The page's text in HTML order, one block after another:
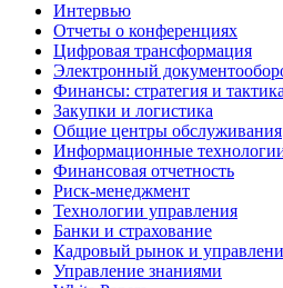
Интервью
Отчеты о конференциях
Цифровая трансформация
Электронный
Финансы: стратегия и тактика
Закупки и логистика
Общие центры обслуживания
Информационные
Финансовая отчетность
Риск-менеджмент
Технологии управления
Банки и страхование
Кадровый рынок и
Управление знаниями